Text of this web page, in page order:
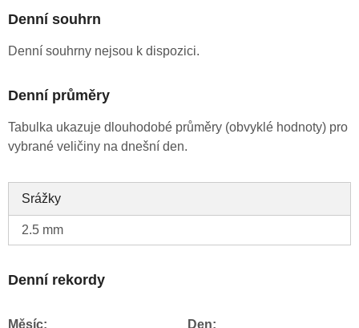
Denní souhrn
Denní souhrny nejsou k dispozici.
Denní průměry
Tabulka ukazuje dlouhodobé průměry (obvyklé hodnoty) pro
vybrané veličiny na dnešní den.
Srážky
2.5 mm
Denní rekordy
Měsíc: Den: